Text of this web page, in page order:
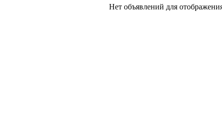
Нет объявлений для